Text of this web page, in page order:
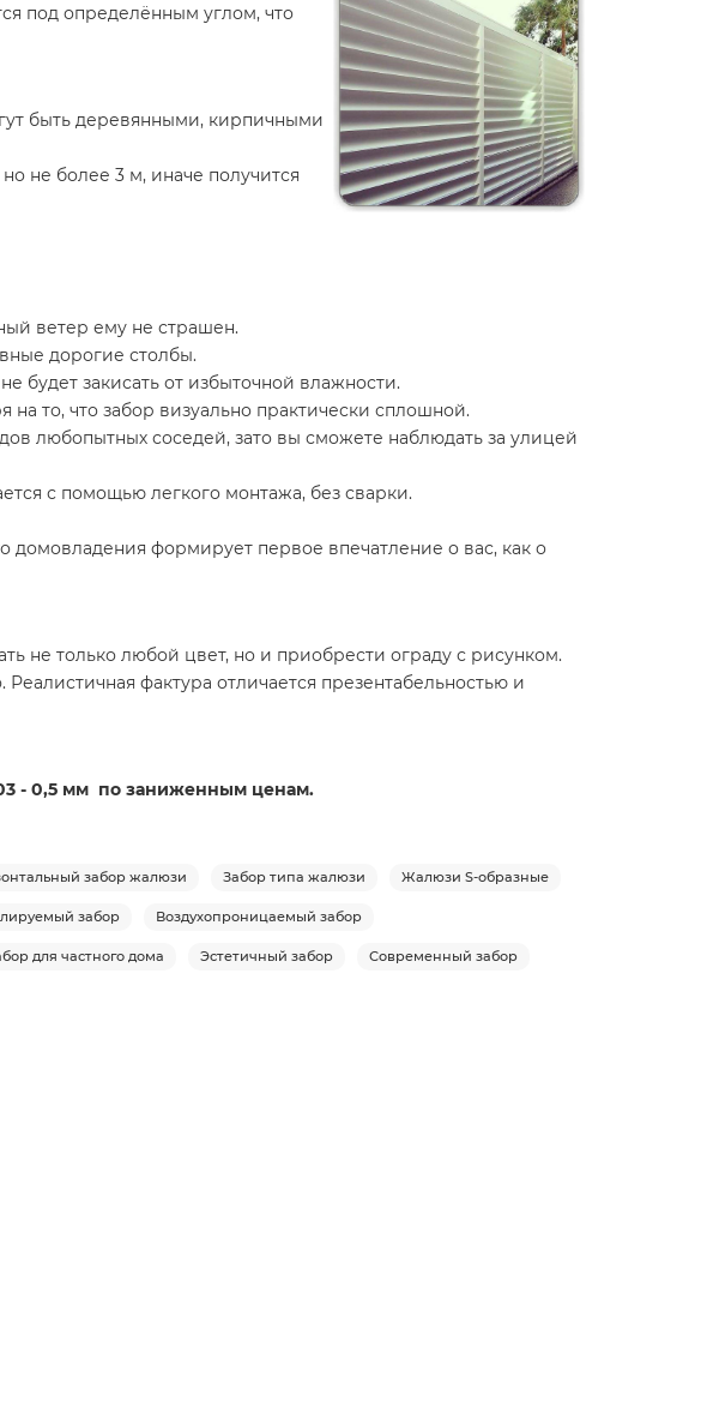
под определённым углом, что
быть деревянными, кирпичными
не более 3 м, иначе получится
ветер ему не страшен.
дорогие столбы.
будет закисать от избыточной влажности.
на то, что забор визуально практически сплошной.
любопытных соседей, зато вы сможете наблюдать за улицей
с помощью легкого монтажа, без сварки.
домовладения формирует первое впечатление о вас, как о
не только любой цвет, но и приобрести ограду с рисунком.
фактура отличается презентабельностью и
- 0,5 мм по заниженным ценам.
забор жалюзи Забор типа жалюзи Жалюзи S-образные
забор Воздухопроницаемый забор
для частного дома Эстетичный забор Современный забор